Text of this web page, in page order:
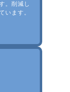
。削減し
います。